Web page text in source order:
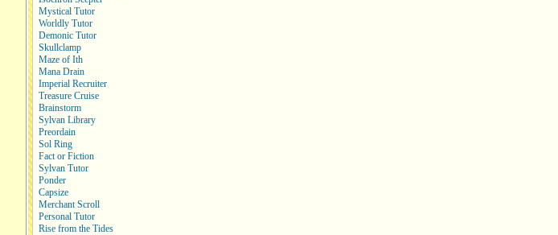
Mystical Tutor
Worldly Tutor
Demonic Tutor
Skullclamp
Maze of Ith
Mana Drain
Imperial Recruiter
Treasure Cruise
Brainstorm
Sylvan Library
Preordain
Sol Ring
Fact or Fiction
Sylvan Tutor
Ponder
Capsize
Merchant Scroll
Personal Tutor
Rise from the Tides